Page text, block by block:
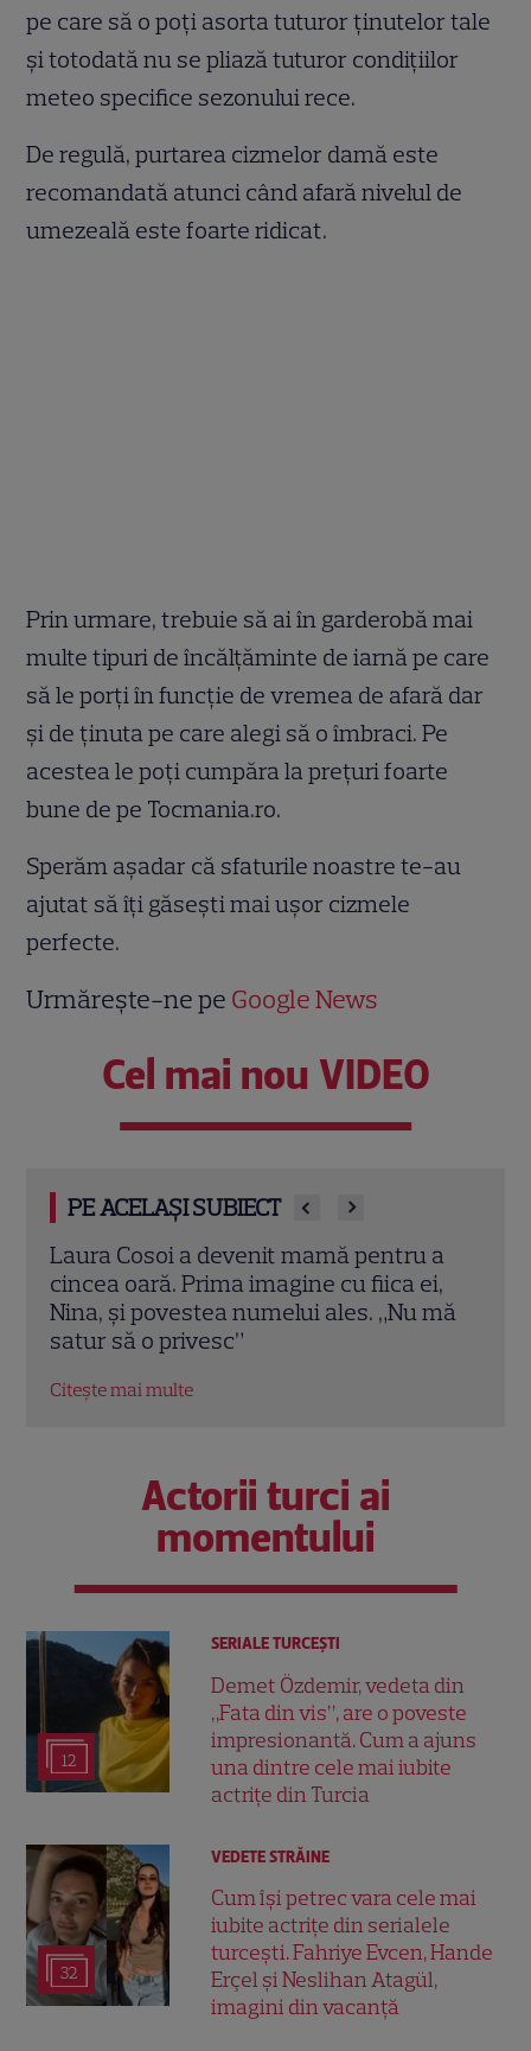
pe care să o poți asorta tuturor ținutelor tale
și totodată nu se pliază tuturor condițiilor
meteo specifice sezonului rece.
De regulă, purtarea cizmelor damă este
recomandată atunci când afară nivelul de
umezeală este foarte ridicat.
Prin urmare, trebuie să ai în garderobă mai
multe tipuri de încălțăminte de iarnă pe care
să le porți în funcție de vremea de afară dar
și de ținuta pe care alegi să o îmbraci. Pe
acestea le poți cumpăra la prețuri foarte
bune de pe Tocmania.ro.
Sperăm așadar că sfaturile noastre te-au
ajutat să îți găsești mai ușor cizmele
perfecte.
Urmărește-ne pe Google News
Cel mai nou VIDEO
PE ACELAȘI SUBIECT
Iulia Albu a prezentat „patul anti-divorț”
din vila sa de peste 1 milion de euro! Ce
spune designerul despre piesa de
mobilier: „Nu prea ai timp să te cerți”
Citește mai multe
Actorii turci ai
momentului
12
SERIALE TURCEŞTI
Demet Özdemir, vedeta din
„Fata din vis”, are o poveste
impresionantă. Cum a ajuns
una dintre cele mai iubite
actrițe din Turcia
32
VEDETE STRĂINE
Cum își petrec vara cele mai
iubite actrițe din serialele
turcești. Fahriye Evcen, Hande
Erçel și Neslihan Atagül,
imagini din vacanță